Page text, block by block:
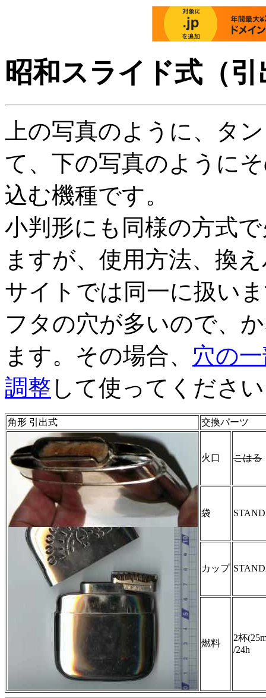
昭和スライド式（
上の写真のように、タ
て、下の写真のように
込む機種です。
小判形にも同様の方式
ますが、使用方法、換
サイトでは同一に扱い
フタの穴が多いので、
ます。その場合、 穴の
調整 して使ってくださ
角形 引出式 交換パーツ
火口 こはる
袋
カップ
燃料
2杯
/24h